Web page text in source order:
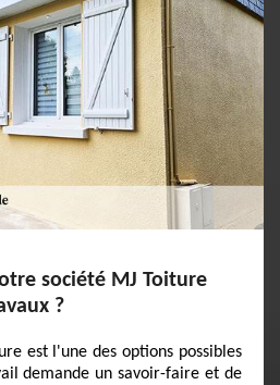
société MJ Toiture
?
est l'une des options possibles
demande un savoir-faire et de